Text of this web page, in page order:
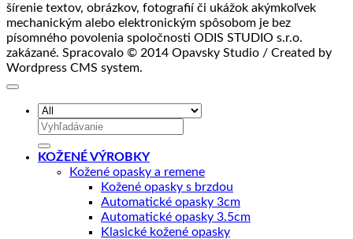
šírenie textov, obrázkov, fotografií či ukážok akýmkoľvek
mechanickým alebo elektronickým spôsobom je bez
písomného povolenia spoločnosti ODIS STUDIO s.r.o.
zakázané. Spracovalo © 2014 Opavsky Studio / Created by
Wordpress CMS system.
Hľadať:
KOŽENÉ VÝROBKY
Kožené opasky a remene
Kožené opasky s brzdou
Automatické opasky 3cm
Automatické opasky 3.5cm
Klasické kožené opasky